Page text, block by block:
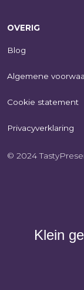
OVERIG
Blog
Algemene
Cookie statement
Privacyverklaring
© 2024
Klein